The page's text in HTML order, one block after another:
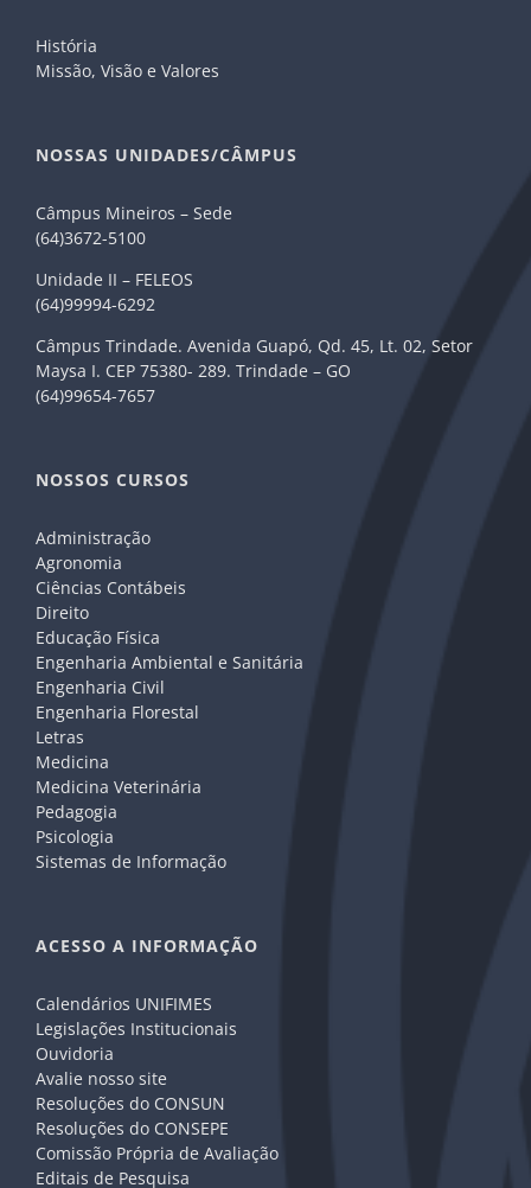
História
Missão, Visão e Valores
NOSSAS UNIDADES/CÂMPUS
Câmpus Mineiros – Sede
(64)3672-5100
Unidade II – FELEOS
(64)99994-6292
Câmpus Trindade. Avenida Guapó, Qd. 45, Lt. 02, Setor
Maysa I. CEP 75380- 289. Trindade – GO
(64)99654-7657
NOSSOS CURSOS
Administração
Agronomia
Ciências Contábeis
Direito
Educação Física
Engenharia Ambiental e Sanitária
Engenharia Civil
Engenharia Florestal
Letras
Medicina
Medicina Veterinária
Pedagogia
Psicologia
Sistemas de Informação
ACESSO A INFORMAÇÃO
Calendários UNIFIMES
Legislações Institucionais
Ouvidoria
Avalie nosso site
Resoluções do CONSUN
Resoluções do CONSEPE
Comissão Própria de Avaliação
Editais de Pesquisa